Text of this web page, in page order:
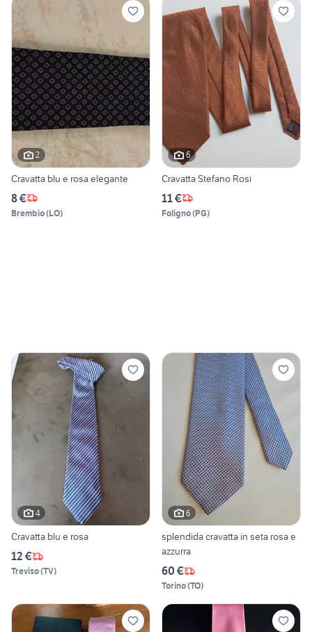
2
Cravatta blu e rosa elegante
8 €
Brembio(LO)
6
Cravatta Stefano Rosi
11 €
Foligno(PG)
4
Cravatta blu e rosa
12 €
Treviso(TV)
6
splendida cravatta in seta rosa e
azzurra
60 €
Torino(TO)